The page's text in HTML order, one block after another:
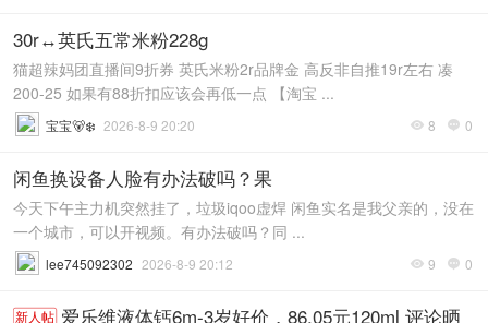
30r↔️英氏五常米粉228g
猫超辣妈团直播间9折券 英氏米粉2r品牌金 高反非自推19r左右 凑
200-25 如果有88折扣应该会再低一点 【淘宝 ...
 8  0
宝宝🐻‍❄ 2026-8-9 20:20
闲鱼换设备人脸有办法破吗？果
今天下午主力机突然挂了，垃圾iqoo虚焊 闲鱼实名是我父亲的，没在
一个城市，可以开视频。有办法破吗？同 ...
 9  0
lee745092302 2026-8-9 20:12
新人帖 爱乐维液体钙6m-3岁好价，86.05元120ml 评论晒